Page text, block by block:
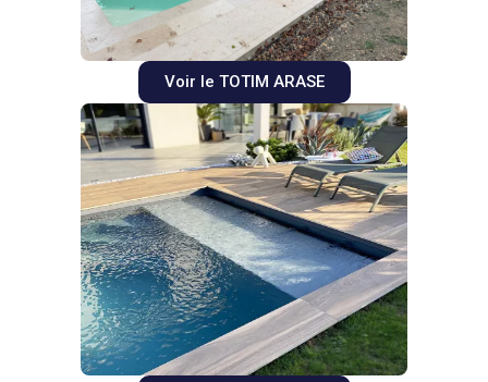
Voir le TOTIM ARASE